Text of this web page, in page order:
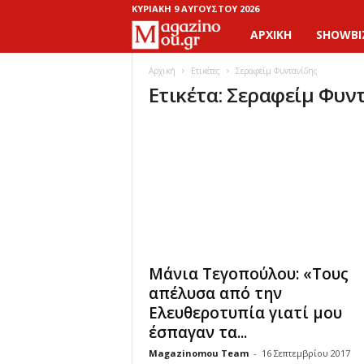
ΚΥΡΙΑΚΉ 9 ΑΥΓΟΎΣΤΟΥ 2026
a
g
M
o
ΑΡΧΙΚΉ
Αρχική Ετικέτες Σεραφείμ Φυντανίδης
Ετικέτα: Σεραφείμ
Μάνια Τεγοπούλου: «Τους
απέλυσα από την
Ελευθεροτυπία γιατί μου
έσπαγαν τα...
Magazinomou Team - 16 Σεπτεμβρίου 2017